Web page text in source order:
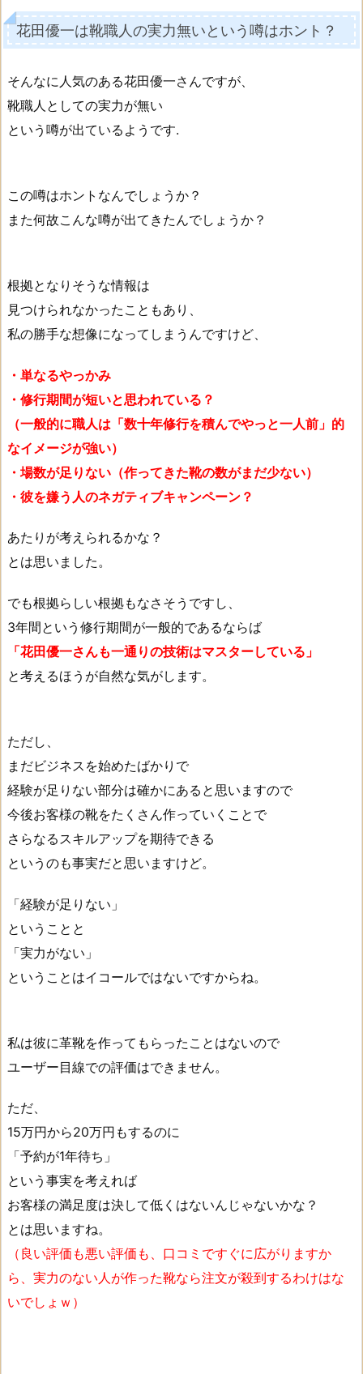
花田優一は靴職人の実力無いという噂はホント？
そんなに人気のある花田優一さんですが、
靴職人としての実力が無い
という噂が出ているようです.
この噂はホントなんでしょうか？
また何故こんな噂が出てきたんでしょうか？
根拠となりそうな情報は
見つけられなかったこともあり、
私の勝手な想像になってしまうんですけど、
・単なるやっかみ
・修行期間が短いと思われている？
（一般的に職人は「数十年修行を積んでやっと一人前」的
なイメージが強い）
・場数が足りない（作ってきた靴の数がまだ少ない）
・彼を嫌う人のネガティブキャンペーン？
あたりが考えられるかな？
とは思いました。
でも根拠らしい根拠もなさそうですし、
3年間という修行期間が一般的であるならば
「花田優一さんも一通りの技術はマスターしている」
と考えるほうが自然な気がします。
ただし、
まだビジネスを始めたばかりで
経験が足りない部分は確かにあると思いますので
今後お客様の靴をたくさん作っていくことで
さらなるスキルアップを期待できる
というのも事実だと思いますけど。
「経験が足りない」
ということと
「実力がない」
ということはイコールではないですからね。
私は彼に革靴を作ってもらったことはないので
ユーザー目線での評価はできません。
ただ、
15万円から20万円もするのに
「予約が1年待ち」
という事実を考えれば
お客様の満足度は決して低くはないんじゃないかな？
とは思いますね。
（良い評価も悪い評価も、口コミですぐに広がりますか
ら、実力のない人が作った靴なら注文が殺到するわけはな
いでしょｗ）